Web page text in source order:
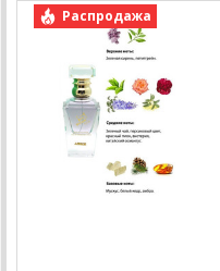
Распродажа